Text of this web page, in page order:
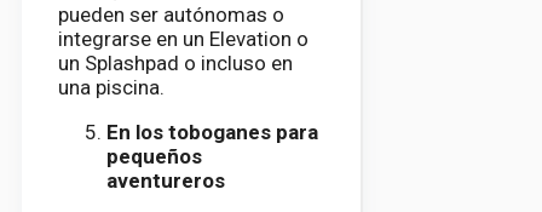
pueden ser autónomas o
integrarse en un Elevation o
un Splashpad o incluso en
una piscina.
En los toboganes para
pequeños
aventureros